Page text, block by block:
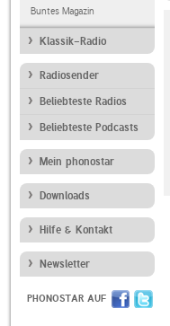
Buntes Magazin
Klassik-Radio
Radiosender
Beliebteste Radios
Beliebteste Podcasts
Mein phonostar
Downloads
Hilfe & Kontakt
Newsletter
PHONOSTAR AUF
La Mega Tgn